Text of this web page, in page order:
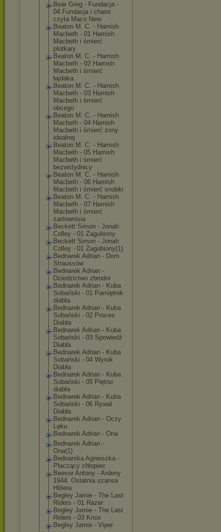
Bear Greg - Fundacja -
04 Fundacja i chaos
czyta Maco New
Beaton M. C. - Hamish
Macbeth - 01 Hamish
Macbeth i śmierć
plotkary
Beaton M. C. - Hamish
Macbeth - 02 Hamish
Macbeth i śmierć
łajdaka
Beaton M. C. - Hamish
Macbeth - 03 Hamish
Macbeth i śmierć
obcego
Beaton M. C. - Hamish
Macbeth - 04 Hamish
Macbeth i śmierć żony
idealnej
Beaton M. C. - Hamish
Macbeth - 05 Hamish
Macbeth i śmierć
bezwstydnicy
Beaton M. C. - Hamish
Macbeth - 06 Hamish
Macbeth i śmierć snobki
Beaton M. C. - Hamish
Macbeth - 07 Hamish
Macbeth i śmierć
żartownisia
Beckett Simon - Jonah
Colley - 01 Zagubiony
Beckett Simon - Jonah
Colley - 01 Zagubiony(1)
Bednarek Adrian - Dom
Straussów
Bednarek Adrian -
Dziedzictwo zbrodni
Bednarek Adrian - Kuba
Sobański - 01 Pamiętnik
diabła
Bednarek Adrian - Kuba
Sobański - 02 Proces
Diabła
Bednarek Adrian - Kuba
Sobański - 03 Spowiedź
Diabła
Bednarek Adrian - Kuba
Sobański - 04 Wyrok
Diabła
Bednarek Adrian - Kuba
Sobański - 05 Piętno
diabła
Bednarek Adrian - Kuba
Sobański - 06 Rywal
Diabła
Bednarek Adrian - Oczy
Lęku
Bednarek Adrian - Ona
Bednarek Adrian -
Ona(1)
Bednarska Agnieszka -
Płaczący chłopiec
Beevor Antony - Ardeny
1944. Ostatnia szansa
Hitlera
Begley Jamie - The Last
Riders - 01 Razer
Begley Jamie - The Last
Riders - 03 Knox
Begley Jamie - Viper